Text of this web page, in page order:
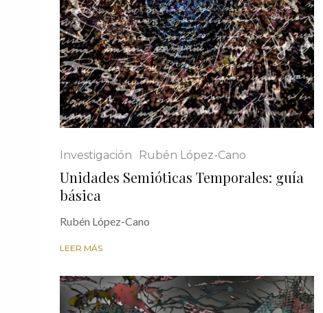
Investigación Rubén López-Cano
Unidades Semióticas Temporales: guía
básica
Rubén López-Cano
LEER MÁS